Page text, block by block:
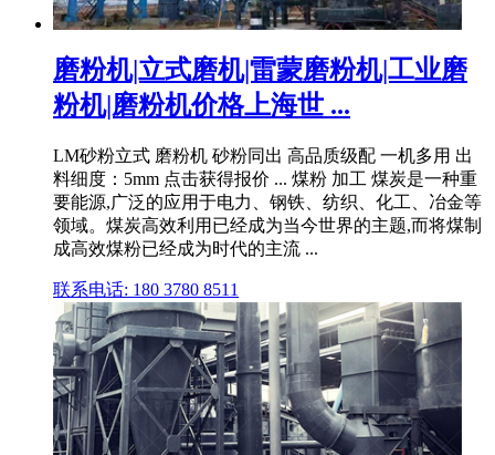
磨粉机|立式磨机|雷蒙磨粉机|工业磨
粉机|磨粉机价格上海世 ...
LM砂粉立式 磨粉机 砂粉同出 高品质级配 一机多用 出
料细度：5mm 点击获得报价 ... 煤粉 加工 煤炭是一种重
要能源,广泛的应用于电力、钢铁、纺织、化工、冶金等
领域。煤炭高效利用已经成为当今世界的主题,而将煤制
成高效煤粉已经成为时代的主流 ...
联系电话: 180 3780 8511